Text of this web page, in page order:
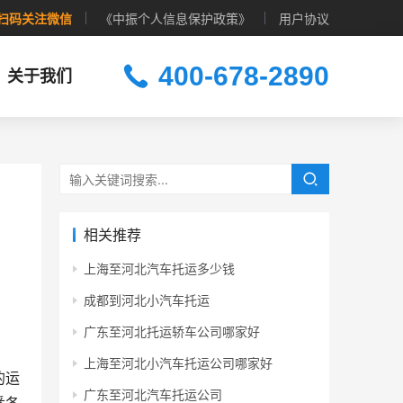
码关注微信 《中振个人信息保护政策》 用户协议
关于我们 400-678-2890
运
相关推荐
上海至河北汽车托运多少钱
成都到河北小汽车托运
广东至河北托运轿车公司哪家好
上海至河北小汽车托运公司哪家好
广东至河北汽车托运公司